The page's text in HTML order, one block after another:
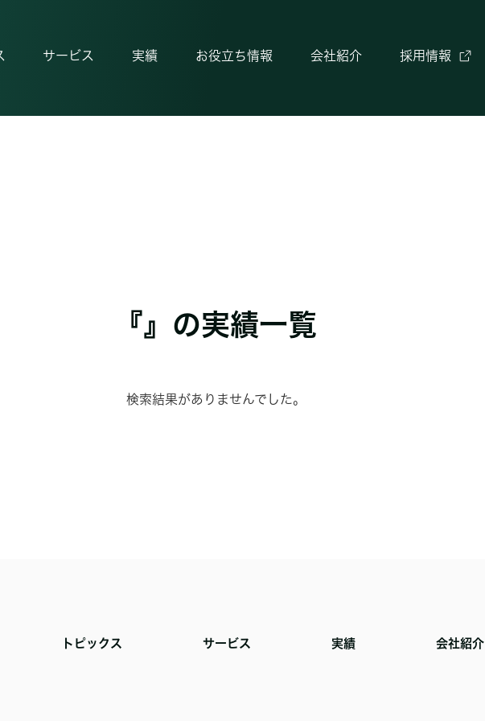
サービス 実績 お役立ち情報 会社紹介 採用情報
『』の実績一覧
検索結果がありませんでした。
トピックス サービス 実績 会社紹介